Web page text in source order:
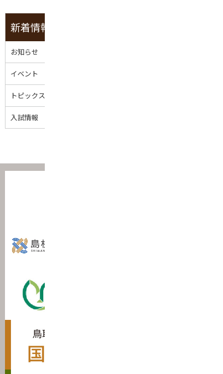
新着情報
お知らせ
イベント
トピックス
入試情報